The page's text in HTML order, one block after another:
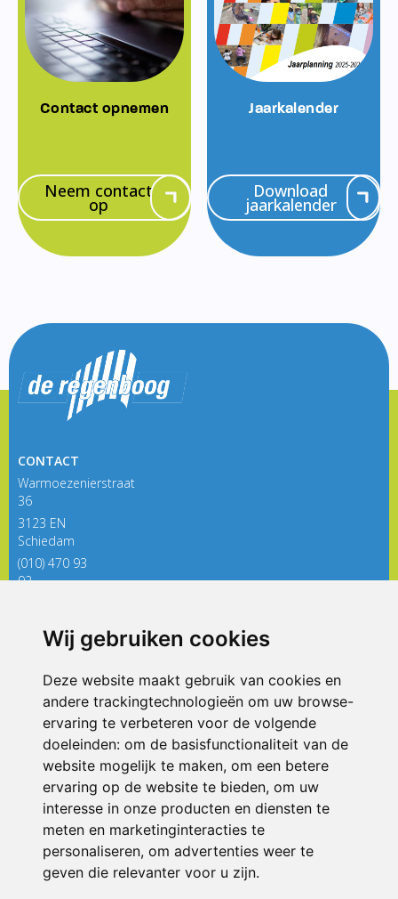
Wij gebruiken cookies
Deze website maakt gebruik van cookies en
andere trackingtechnologieën om uw browse-
ervaring te verbeteren voor de volgende
doeleinden: om de basisfunctionaliteit van de
website mogelijk te maken, om een betere
ervaring op de website te bieden, om uw
interesse in onze producten en diensten te
meten en marketinginteracties te
personaliseren, om advertenties weer te
geven die relevanter voor u zijn.
Contact opnemen
Neem contact
op
Jaarkalender
Download
jaarkalender
CONTACT
Warmoezenierstraat
36
3123 EN
Schiedam
(010) 470 93
92
ONDERDEEL VAN
© 2026 De Regenboog | Alle rechten voorbehouden
Privacy policy|Disclaimer| Klachtenregeling|RSIN en Anbi
voorkeuren